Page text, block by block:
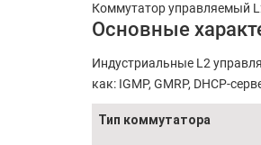
Коммутатор управляемый
Основные
Индустриальные L2
как: IGMP, GMRP, DHCP-
Тип коммутатора